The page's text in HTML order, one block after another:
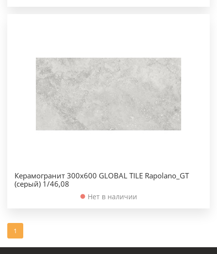
Керамогранит 300х600 GLOBAL TILE Rapolano_GT
(серый) 1/46,08
Нет в наличии
1